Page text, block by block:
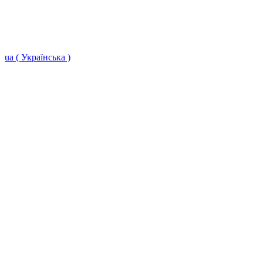
ua ( Українська )